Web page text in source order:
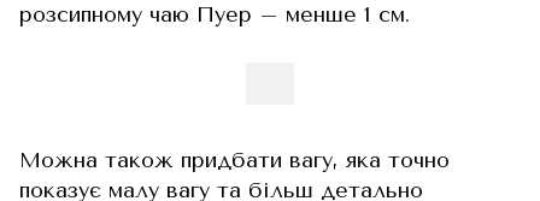
розсипному чаю Пуер – менше 1 см.
Можна також придбати вагу, яка точно
показує малу вагу та більш детально